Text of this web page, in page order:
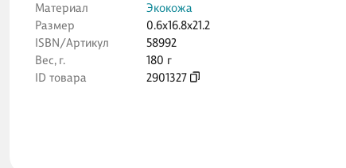
Материал
Экокожа
Размер
0.6x16.8x21.2
ISBN/Артикул
58992
Вес, г.
180 г
ID товара
2901327